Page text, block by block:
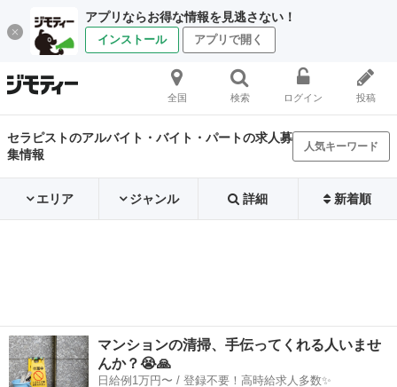
アプリならお得な情報を見逃さない！
インストール アプリで開く
全国 検索 ログイン 投稿
セラピストのアルバイト・バイト・パートの求人募
集情報
人気キーワード
エリア ジャンル 詳細 新着順
マンションの清掃、手伝ってくれる人いませ
んか？😭🙏
日給例1万円〜 / 登録不要！高時給求人多数✨